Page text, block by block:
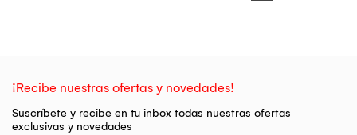
¡Recibe nuestras ofertas y novedades!
Suscríbete y recibe en tu inbox todas nuestras ofertas
exclusivas y novedades